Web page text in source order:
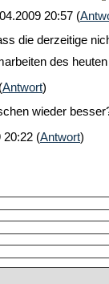
20:57 (
die derzeitige
des
(Antwort)
wieder
20:22 (Antwort)